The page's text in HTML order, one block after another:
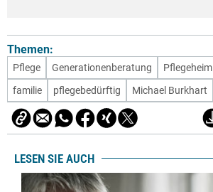
Themen:
Pflege Generationenberatung Pflegeheim
familie
pflegebedürftig Michael Burkhart
LESEN SIE AUCH